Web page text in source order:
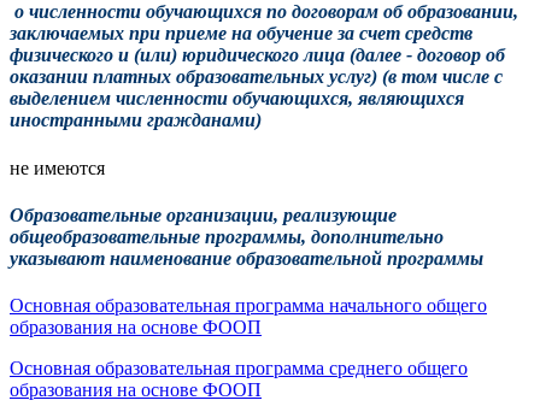
о численности обучающихся по договорам об образовании,
заключаемых при приеме на обучение за счет средств
физического и (или) юридического лица (далее - договор об
оказании платных образовательных услуг) (в том числе с
выделением численности обучающихся, являющихся
иностранными гражданами)
не имеются
Образовательные организации, реализующие
общеобразовательные программы, дополнительно
указывают наименование образовательной программы
Основная образовательная программа начального общего
образования на основе ФООП
Основная образовательная программа среднего общего
образования на основе ФООП